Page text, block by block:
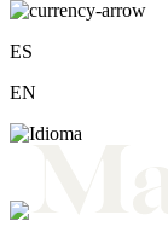
ES
EN